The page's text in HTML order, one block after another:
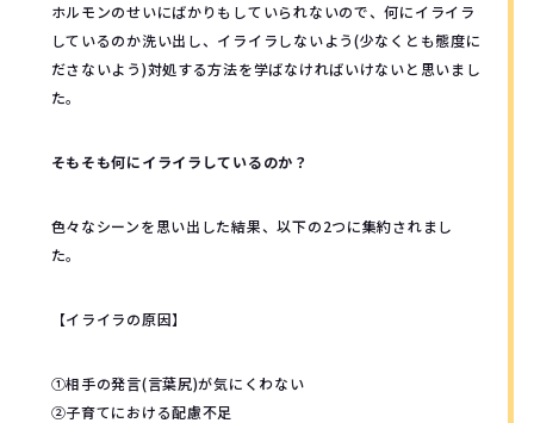
ホルモンのせいにばかりもしていられないので、何にイライラ
しているのか洗い出し、イライラしないよう(少なくとも態度に
ださないよう)対処する方法を学ばなければいけないと思いまし
た。
そもそも何にイライラしているのか？
色々なシーンを思い出した結果、以下の2つに集約されまし
た。
【イライラの原因】
①相手の発言(言葉尻)が気にくわない
②子育てにおける配慮不足